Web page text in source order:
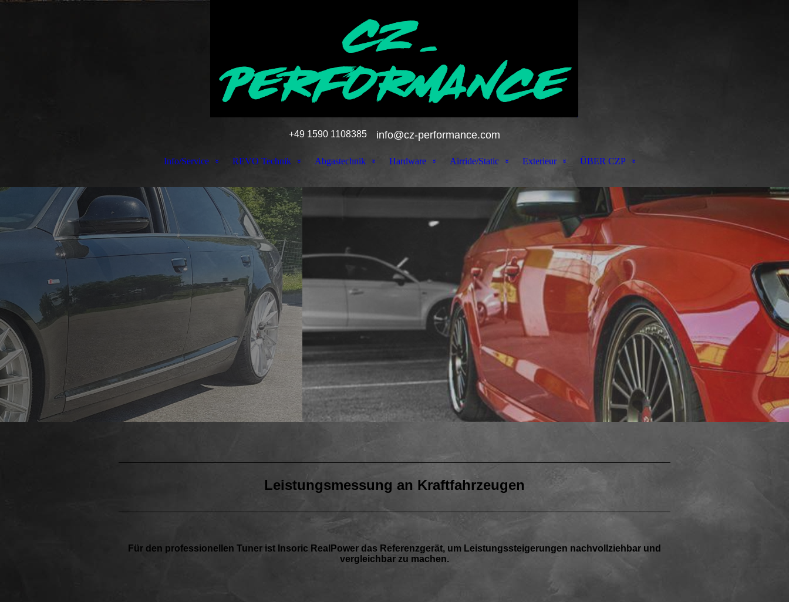
+49 1590 1108385 info@cz-performance.com
Info/Service REVO Technik Abgastechnik Hardware Airride/Static Exterieur ÜBER CZP
Leistungsmessung an Kraftfahrzeugen
Für den professionellen Tuner ist Insoric RealPower das Referenzgerät, um Leistungssteigerungen nachvollziehbar und
vergleichbar zu machen.